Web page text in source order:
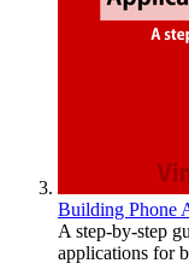
Building Phone
A step-by-step
applications for